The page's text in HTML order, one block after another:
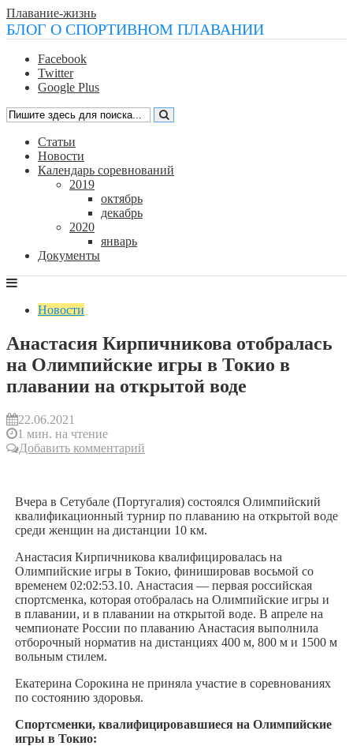
Плавание-жизнь
БЛОГ О СПОРТИВНОМ ПЛАВАНИИ
Facebook
Twitter
Google Plus
Статьи
Новости
Календарь соревнований
2019
октябрь
декабрь
2020
январь
Документы
Новости
Анастасия Кирпичникова отобралась
на Олимпийские игры в Токио в
плавании на открытой воде
22.06.2021
1 мин. на чтение
Добавить комментарий
Вчера в Сетубале (Португалия) состоялся Олимпийский
квалификационный турнир по плаванию на открытой воде
среди женщин на дистанции 10 км.
Анастасия Кирпичникова квалифицировалась на
Олимпийские игры в Токио, финишировав восьмой со
временем 02:02:53.10. Анастасия — первая российская
спортсменка, которая отобралась на Олимпийские игры и
в плавании, и в плавании на открытой воде. В апреле на
чемпионате России по плаванию Анастасия выполнила
отборочный норматив на дистанциях 400 м, 800 м и 1500 м
вольным стилем.
Екатерина Сорокина не приняла участие в соревнованиях
по состоянию здоровья.
Спортсменки, квалифицировавшиеся на Олимпийские
игры в Токио: